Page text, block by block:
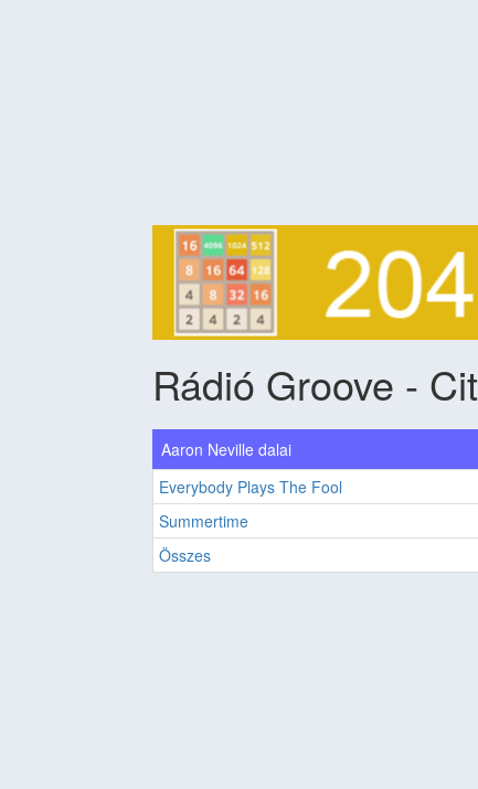
Rádió Groove -
Aaron Neville dalai
Everybody Plays The Fool
Summertime
Összes